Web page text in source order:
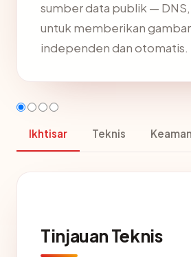
sumber data publik — DNS,
untuk memberikan
independen dan otomatis.
Ikhtisar Teknis
Tinjauan Teknis